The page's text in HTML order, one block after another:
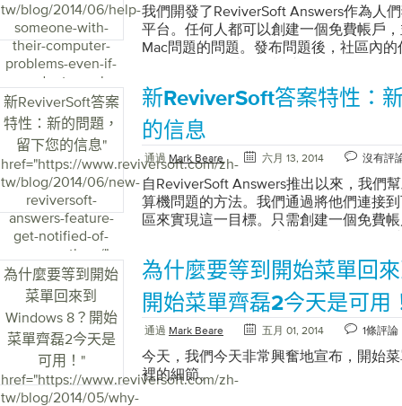
tw/blog/2014/06/help-
someone-with-
their-computer-
problems-even-if-
you-dont-speak-
the-same-
language/">
我們開發了ReviverSoft Answers作為人
平台。任何人都可以創建一個免費帳戶
Mac問題的問題。發布問題後，社區內
ReviverSoft Answers的一個令人驚奇的
（還有更多的語言）。您可以使用法語
語言發布問題。更加驚人的功能是，您
ReviverSoft Answers中發布的任何問題
初發布的語言是什麼。 當您在
時，您可能會在問題標題旁邊或答案旁
誌表示發布此問題或答案時最初使用的
什麼語言或者說什麼語言，您都可以幫
希望您喜歡這項功能，如果您有任何意
能，甚至是您認為我們可以合併到
法。
新ReviverSoft答案
特性：新的問題，
留下您的信息"
href="https://www.reviversoft.com/zh-
tw/blog/2014/06/new-
reviversoft-
answers-feature-
get-notified-of-
new-questions/">
新ReviverSoft答案特性：
的信息
通過 Mark Beare 六月 13, 2014 沒有評
自ReviverSoft Answers推出以來，我們
算機問題的方法。我們通過將他們連接
區來實現這一目標。只需創建一個免費
其進行回答。如果你還沒有嘗試過，你
一個瑣碎的問題嗎？ 問一下！ 今天我們
的另一項重大改進，專門針對想要回答
可以收到ReviverSoft Answers上發布的
需要在ReviverSoft Answers主頁上查看
能的方法： 登錄ReviverSoft網站訪問您
任何新問題時通知我”的複選框 很簡單
們提出問題後立即幫助他們！ 我們已經
為什麼要等到開始
菜單回來到
Windows 8？開始
菜單齊磊2今天是
可用！ "
href="https://www.reviversoft.com/zh-
tw/blog/2014/05/why-
為什麼要等到開始菜單回
開始菜單齊磊2今天是可用
通過 Mark Beare 五月 01, 2014 1條評論
今天，我們今天非常興奮地宣布，開始
裡的細節。